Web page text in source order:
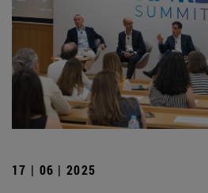
17 | 06 | 2025